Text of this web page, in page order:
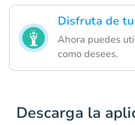
Disfruta de
Ahora puedes
como desees.
Descarga la